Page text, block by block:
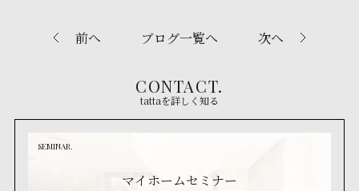
前へ ブログ一覧へ 次へ
CONTACT.
tattaを詳しく知る
SEMINAR.
マイホームセミナー